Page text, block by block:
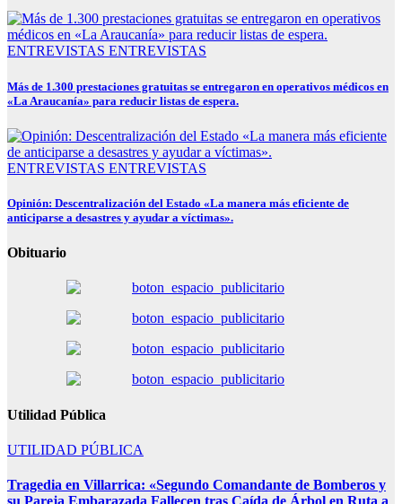
ENTREVISTAS ENTREVISTAS
Más de 1.300 prestaciones gratuitas se entregaron en operativos médicos en
«La Araucanía» para reducir listas de espera.
ENTREVISTAS ENTREVISTAS
Opinión: Descentralización del Estado «La manera más eficiente de
anticiparse a desastres y ayudar a víctimas».
Obituario
Utilidad Pública
UTILIDAD PÚBLICA
Tragedia en Villarrica: «Segundo Comandante de Bomberos y